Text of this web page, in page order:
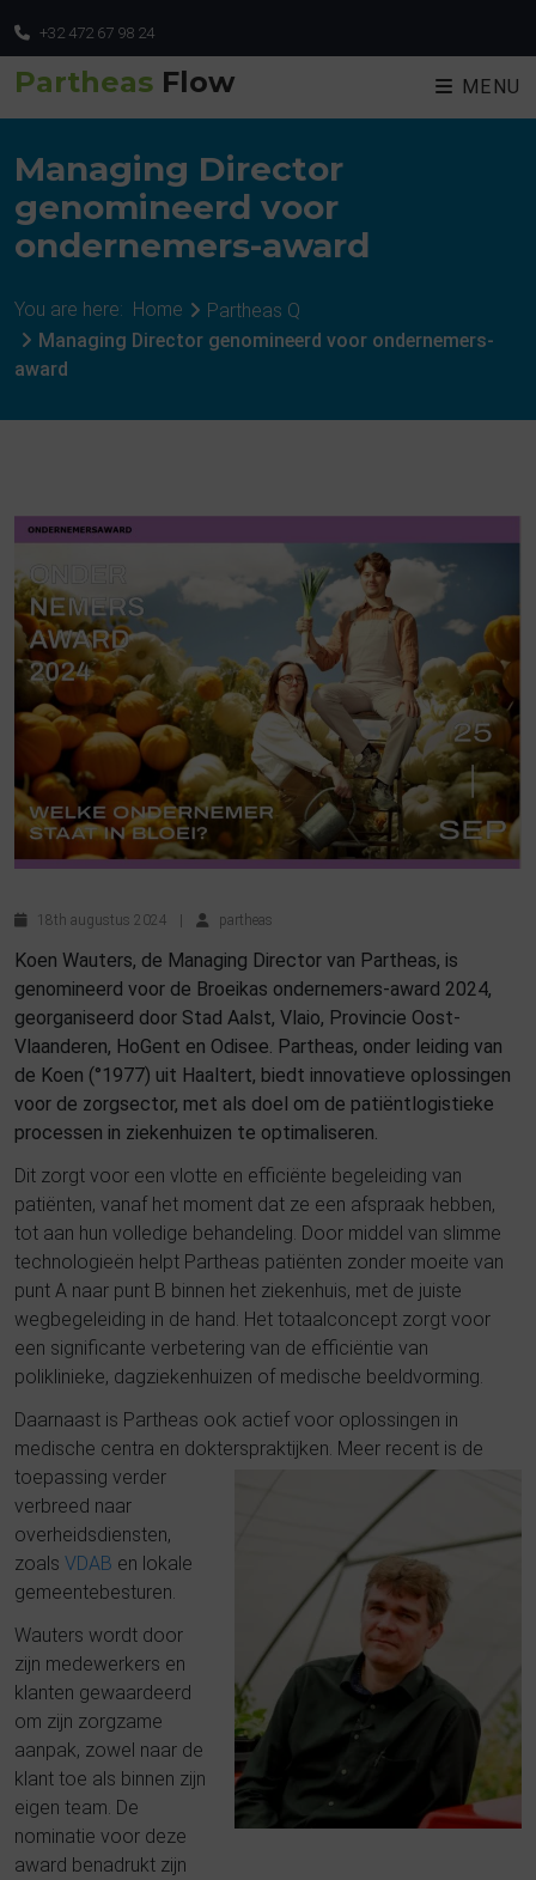
+32 472 67 98 24
Partheas Flow MENU
Managing Director
genomineerd voor
ondernemers-award
You are here: Home
Partheas Q
Managing Director genomineerd voor ondernemers-
award
18th augustus 2024 | partheas
Koen Wauters, de Managing Director van Partheas, is
genomineerd voor de Broeikas ondernemers-award 2024,
georganiseerd door Stad Aalst, Vlaio, Provincie Oost-
Vlaanderen, HoGent en Odisee. Partheas, onder leiding van
de Koen (°1977) uit Haaltert, biedt innovatieve oplossingen
voor de zorgsector, met als doel om de patiëntlogistieke
processen in ziekenhuizen te optimaliseren.
Dit zorgt voor een vlotte en efficiënte begeleiding van
patiënten, vanaf het moment dat ze een afspraak hebben,
tot aan hun volledige behandeling. Door middel van slimme
technologieën helpt Partheas patiënten zonder moeite van
punt A naar punt B binnen het ziekenhuis, met de juiste
wegbegeleiding in de hand. Het totaalconcept zorgt voor
een significante verbetering van de efficiëntie van
poliklinieke, dagziekenhuizen of medische beeldvorming.
Daarnaast is Partheas ook actief voor oplossingen in
medische centra en dokterspraktijken. Meer recent is de
toepassing verder
verbreed naar
overheidsdiensten,
zoals VDAB en lokale
gemeentebesturen.
Wauters wordt door
zijn medewerkers en
klanten gewaardeerd
om zijn zorgzame
aanpak, zowel naar de
klant toe als binnen zijn
eigen team. De
nominatie voor deze
award benadrukt zijn